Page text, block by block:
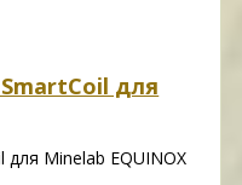
для
Minelab EQUINOX